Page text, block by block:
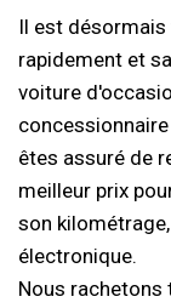
Il est
rapidement et
voiture
êtes assuré de
meilleur prix
son
électronique.
Nous rachetons